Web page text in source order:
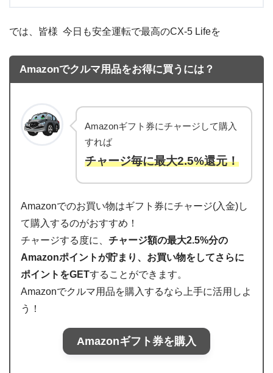
では、皆様 今日も安全運転で最高のCX-5 Lifeを
Amazonでクルマ用品をお得に買うには？
Amazonギフト券にチャージして購入
すれば
チャージ毎に最大2.5%還元！
Amazonでのお買い物はギフト券にチャージ(入金)し
て購入するのがおすすめ！
チャージする度に、チャージ額の最大2.5%分の
Amazonポイントが貯まり、お買い物をしてさらに
ポイントをGETすることができます。
Amazonでクルマ用品を購入するなら上手に活用しよ
う！
Amazonギフト券を購入